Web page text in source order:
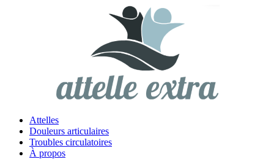
Attelles
Douleurs articulaires
Troubles circulatoires
À propos